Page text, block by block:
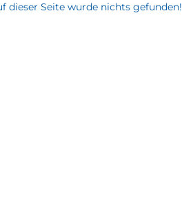
dieser Seite wurde nichts gefunden!